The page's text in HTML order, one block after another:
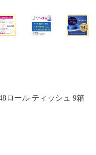
ロール ティッシュ 9箱